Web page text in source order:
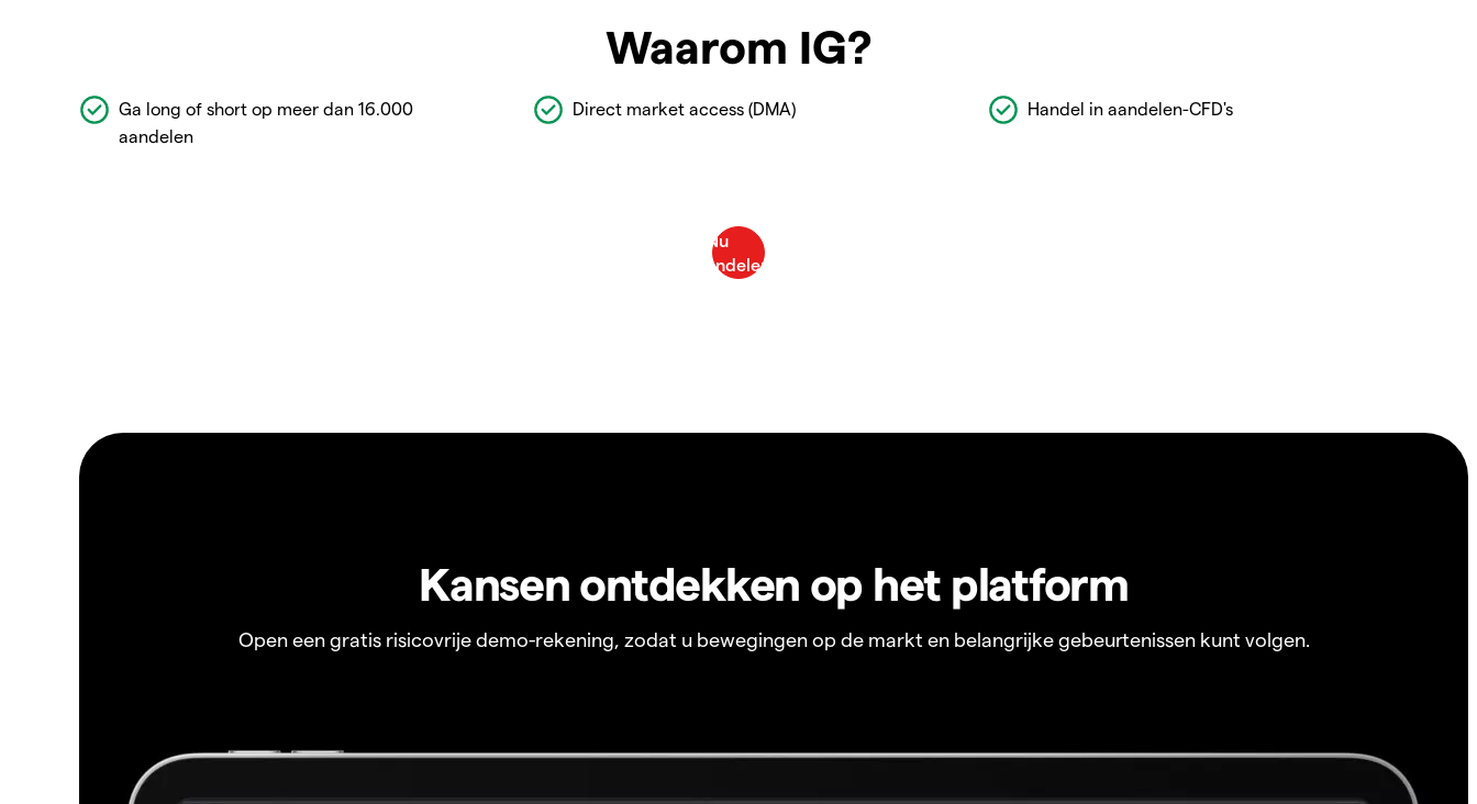
Waarom IG?
Ga long of short op meer dan 16.000
aandelen
Direct market access (DMA) Handel in aandelen-CFD's
Kansen ontdekken op het platform
Open een gratis risicovrije demo-rekening, zodat u bewegingen op de markt en belangrijke gebeurtenissen kunt volgen.